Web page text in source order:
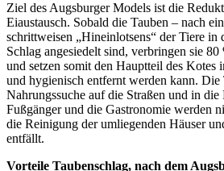
Ziel des Augsburger Models ist die
Eiaustausch. Sobald die Tauben – nach
schrittweisen „Hineinlotsens“ der Tiere in
Schlag angesiedelt sind, verbringen sie 80
und setzen somit den Hauptteil des Kotes
und hygienisch entfernt werden kann. Die
Nahrungssuche auf die Straßen und in
Fußgänger und die Gastronomie werden
die Reinigung der umliegenden Häuser
entfällt.
Vorteile Taubenschlag, nach dem